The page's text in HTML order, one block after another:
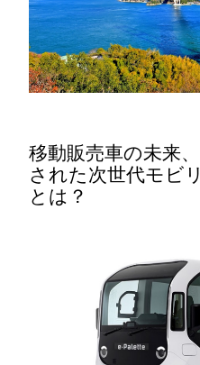
移動販売車の未来
された次世代モビ
とは？